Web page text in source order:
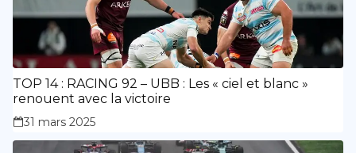
TOP 14 : RACING 92 – UBB : Les « ciel et blanc »
renouent avec la victoire
31 mars 2025